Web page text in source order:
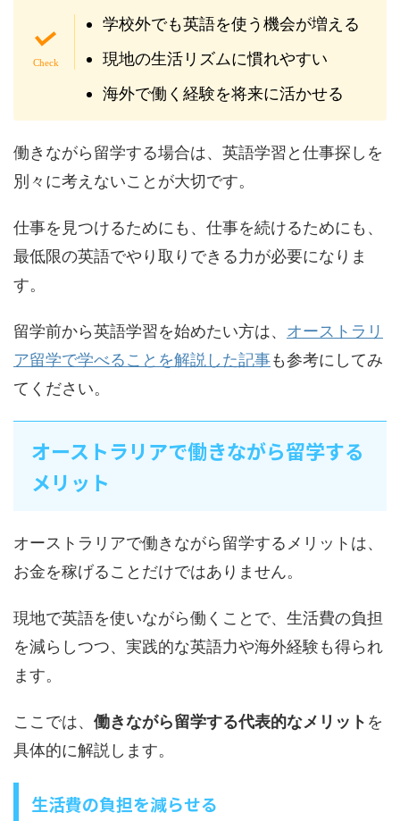
学校外でも英語を使う機会が増える
現地の生活リズムに慣れやすい
海外で働く経験を将来に活かせる
働きながら留学する場合は、英語学習と仕事探しを
別々に考えないことが大切です。
仕事を見つけるためにも、仕事を続けるためにも、
最低限の英語でやり取りできる力が必要になりま
す。
留学前から英語学習を始めたい方は、 オーストラリ
ア留学で学べることを解説した記事も参考にしてみ
てください。
オーストラリアで働きながら留学する
メリット
オーストラリアで働きながら留学するメリットは、
お金を稼げることだけではありません。
現地で英語を使いながら働くことで、生活費の負担
を減らしつつ、実践的な英語力や海外経験も得られ
ます。
ここでは、 働きながら留学する代表的なメリット を
具体的に解説します。
生活費の負担を減らせる